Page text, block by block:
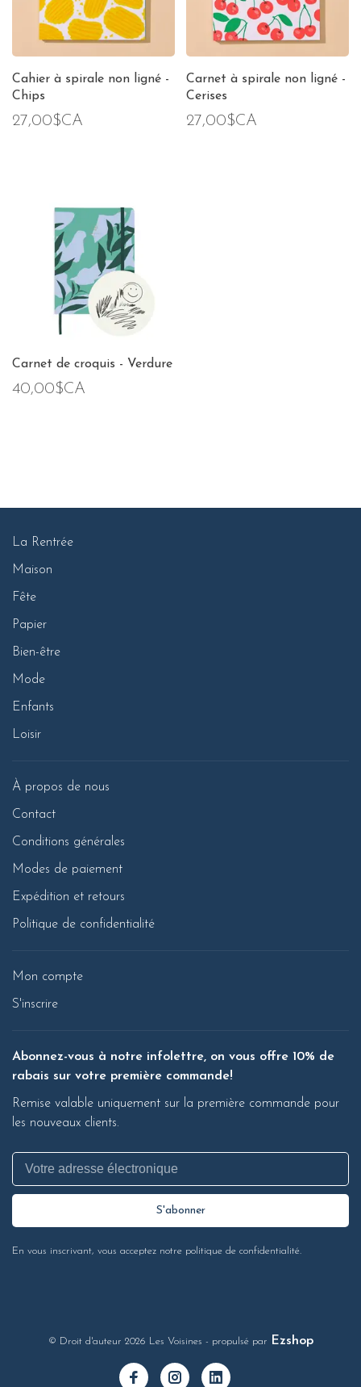
Cahier à spirale non ligné -
Chips
27,00$CA
Carnet à spirale non ligné -
Cerises
27,00$CA
Carnet de croquis - Verdure
40,00$CA
La Rentrée
Maison
Fête
Papier
Bien-être
Mode
Enfants
Loisir
À propos de nous
Contact
Conditions générales
Modes de paiement
Expédition et retours
Politique de confidentialité
Mon compte
S'inscrire
Abonnez-vous à notre infolettre, on vous offre 10% de
rabais sur votre première commande!
Remise valable uniquement sur la première commande pour
les nouveaux clients.
S'abonner
En vous inscrivant, vous acceptez notre politique de confidentialité.
© Droit d'auteur 2026 Les Voisines - propulsé par Ezshop